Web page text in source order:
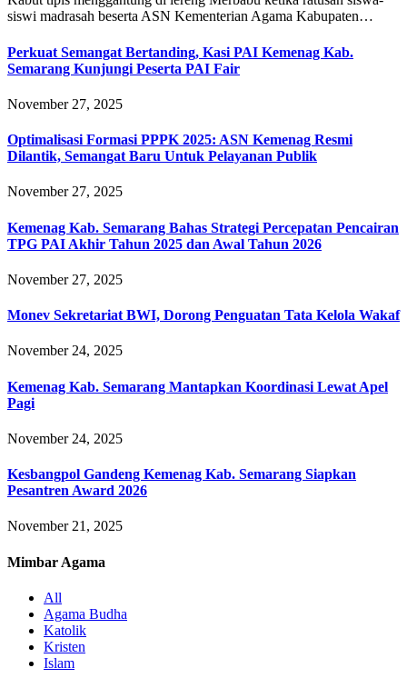
siswi madrasah beserta ASN Kementerian Agama Kabupaten…
Perkuat Semangat Bertanding, Kasi PAI Kemenag Kab.
Semarang Kunjungi Peserta PAI Fair
November 27, 2025
Optimalisasi Formasi PPPK 2025: ASN Kemenag Resmi
Dilantik, Semangat Baru Untuk Pelayanan Publik
November 27, 2025
Kemenag Kab. Semarang Bahas Strategi Percepatan Pencairan
TPG PAI Akhir Tahun 2025 dan Awal Tahun 2026
November 27, 2025
Monev Sekretariat BWI, Dorong Penguatan Tata Kelola Wakaf
November 24, 2025
Kemenag Kab. Semarang Mantapkan Koordinasi Lewat Apel
Pagi
November 24, 2025
Kesbangpol Gandeng Kemenag Kab. Semarang Siapkan
Pesantren Award 2026
November 21, 2025
Mimbar Agama
All
Agama Budha
Katolik
Kristen
Islam